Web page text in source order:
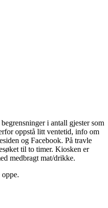
i antall gjester som
oppstå litt ventetid, info om
og Facebook. På travle
til to timer. Kiosken er
medbragt mat/drikke.